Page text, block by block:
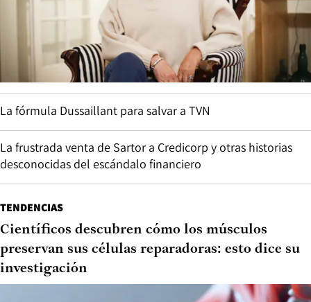
La fórmula Dussaillant para salvar a TVN
La frustrada venta de Sartor a Credicorp y otras historias
desconocidas del escándalo financiero
TENDENCIAS
Científicos descubren cómo los músculos
preservan sus células reparadoras: esto dice su
investigación